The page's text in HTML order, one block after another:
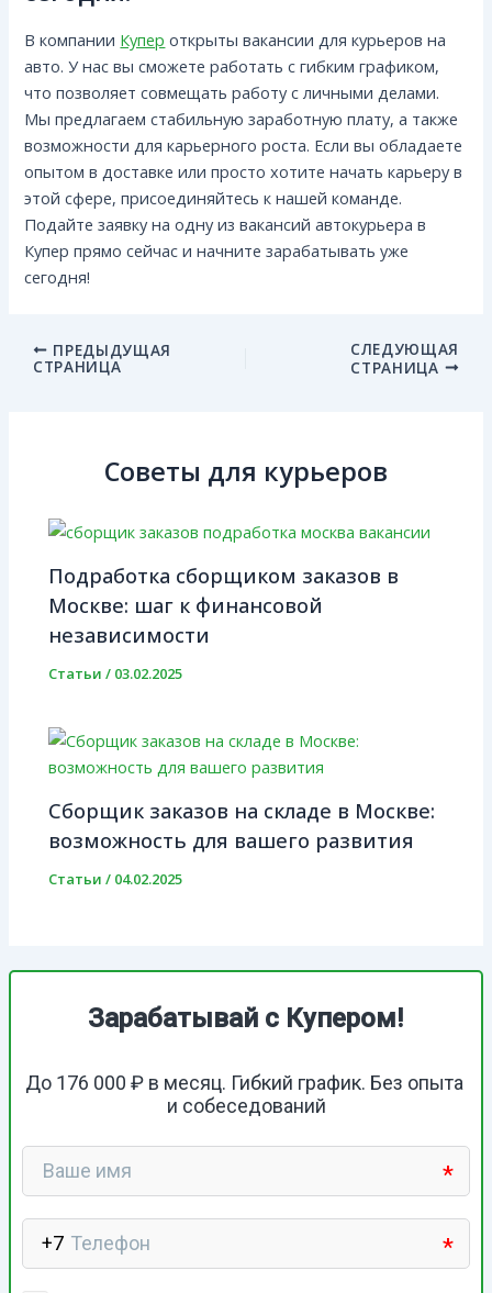
В компании Купер открыты вакансии для курьеров на
авто. У нас вы сможете работать с гибким графиком,
что позволяет совмещать работу с личными делами.
Мы предлагаем стабильную заработную плату, а также
возможности для карьерного роста. Если вы обладаете
опытом в доставке или просто хотите начать карьеру в
этой сфере, присоединяйтесь к нашей команде.
Подайте заявку на одну из вакансий автокурьера в
Купер прямо сейчас и начните зарабатывать уже
сегодня!
ПРЕДЫДУЩАЯ
СТРАНИЦА
СЛЕДУЮЩАЯ
СТРАНИЦА
Советы для курьеров
Подработка сборщиком заказов в
Москве: шаг к финансовой
независимости
Статьи / 03.02.2025
Сборщик заказов на складе в Москве:
возможность для вашего развития
Статьи / 04.02.2025